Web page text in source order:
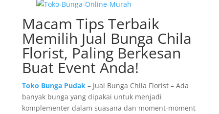
Macam Tips Terbaik
Memilih Jual Bunga Chila
Florist, Paling Berkesan
Buat Event Anda!
Toko Bunga Pudak– Jual Bunga Chila Florist – Ada
banyak bunga yang dipakai untuk menjadi
komplementer dalam suasana dan moment-moment